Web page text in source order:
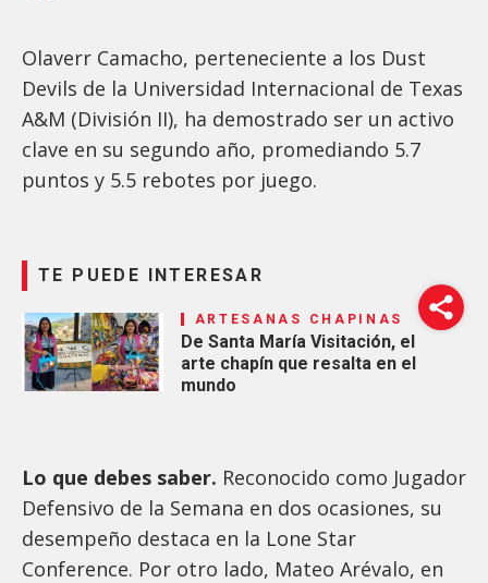
Olaverr Camacho, perteneciente a los Dust
Devils de la Universidad Internacional de Texas
A&M (División II), ha demostrado ser un activo
clave en su segundo año, promediando 5.7
puntos y 5.5 rebotes por juego.
TE PUEDE INTERESAR
ARTESANAS CHAPINAS
De Santa María Visitación, el
arte chapín que resalta en el
mundo
Lo que debes saber. Reconocido como Jugador
Defensivo de la Semana en dos ocasiones, su
desempeño destaca en la Lone Star
Conference. Por otro lado, Mateo Arévalo, en